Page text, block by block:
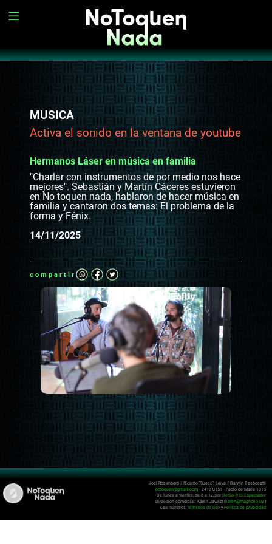
MUSICA
Activa el sonido en la ventana de youtube
Hermanos Láser en música en familia
"Charlar con instrumentos de por medio nos hace
mejores". Sebastián y Martín Cáceres estuvieron
en No toquen nada, hablaron de hacer música en
familia y cantaron dos temas: El problema de la
forma y Fénix.
14/11/2025
compartir
Joel Rosenberg / Ricardo “Sueco” Leiva / Darwin Desbocatti
notoquen@gmail.com - 2418 0151 - Pablo de María 1015
De lunes a viernes, de 8 a 12, porDelSol y El Espectador
Dirección comercial: Karen Jawetz (karen@magnolio.uy )
Lea nuestros Términos de uso y Política de privacidad